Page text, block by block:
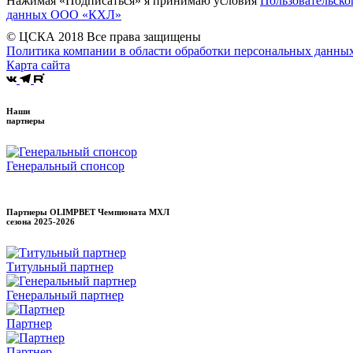
данных ООО «КХЛ»
© ЦСКА 2018 Все права защищены
Политика компании в области обработки персональных
Карта сайта
Наши
партнеры
Генеральный спонсор
Партнеры OLIMPBET Чемпионата МХЛ
сезона 2025-2026
Титульный партнер
Генеральный партнер
Партнер